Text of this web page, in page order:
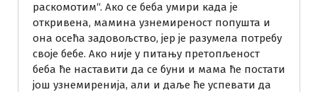
раскомотим“. Ако се беба умири када је
откривена, мамина узнемиреност попушта и
она осећа задовољство, јер је разумела потребу
своје бебе. Ако није у питању претопљеност
беба ће наставити да се буни и мама ће постати
још узнемиренија, али и даље ће успевати да